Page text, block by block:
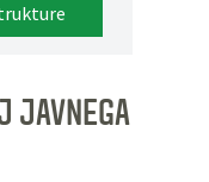
JAVNEGA